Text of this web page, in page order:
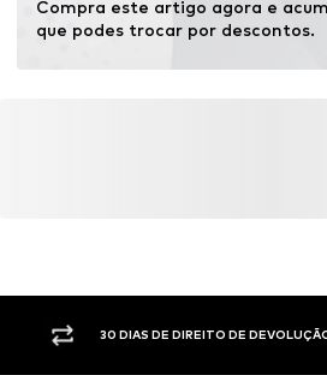
Compra este artigo agora e
que podes trocar por descontos.
30 DIAS DE DIREITO DE